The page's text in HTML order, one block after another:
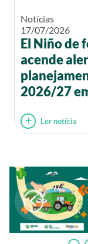
Notícias
17/07/2026
El Niño de
acende
2026/27
Ler notícia